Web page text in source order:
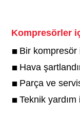
Kompresörler
Bir kompresör
Hava
Parça ve
Teknik yardım